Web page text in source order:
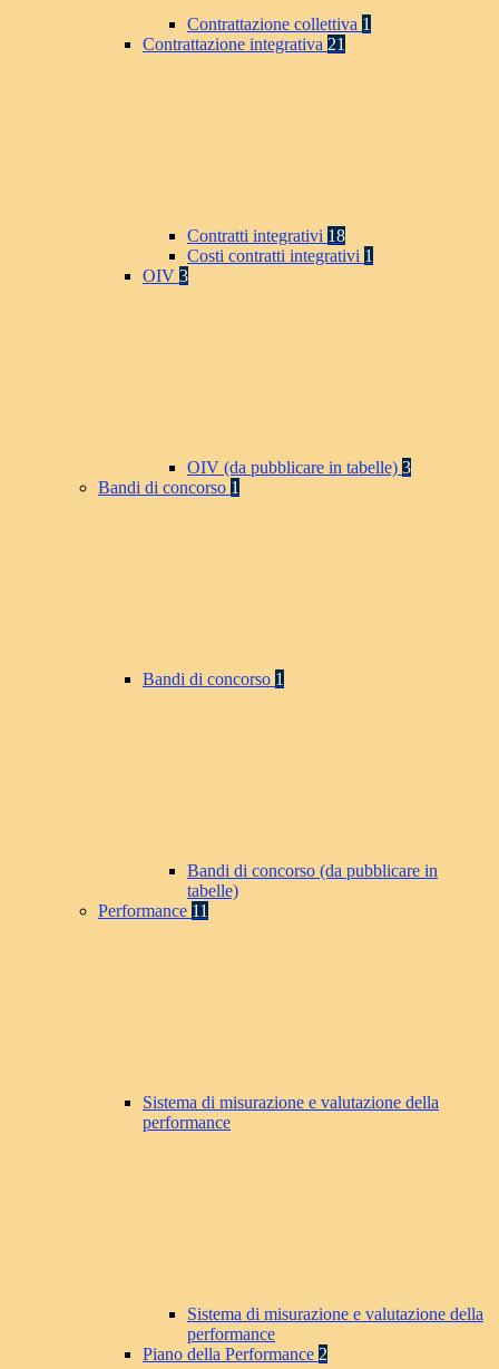
Contrattazione collettiva 1
Contrattazione integrativa 21
Contratti integrativi 18
Costi contratti integrativi 1
OIV 3
OIV (da pubblicare in tabelle) 3
Bandi di concorso 1
Bandi di concorso 1
Bandi di concorso (da pubblicare in
tabelle)
Performance 11
Sistema di misurazione e valutazione della
performance
Sistema di misurazione e valutazione della
performance
Piano della Performance 2